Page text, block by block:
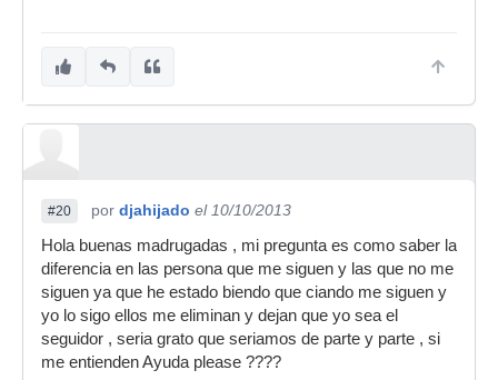
#20 por djahijado el 10/10/2013
Hola buenas madrugadas , mi pregunta es como saber la
diferencia en las persona que me siguen y las que no me
siguen ya que he estado biendo que ciando me siguen y
yo lo sigo ellos me eliminan y dejan que yo sea el
seguidor , seria grato que seriamos de parte y parte , si
me entienden Ayuda please ????